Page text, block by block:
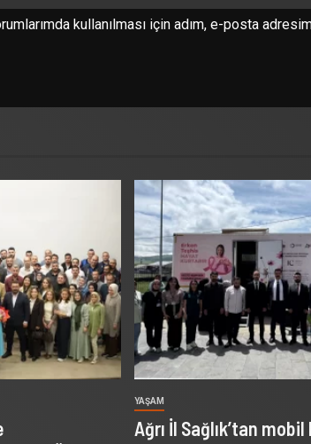
kullanılması için adım, e-posta
YAŞAM
Ağrı İl Sağlık’tan